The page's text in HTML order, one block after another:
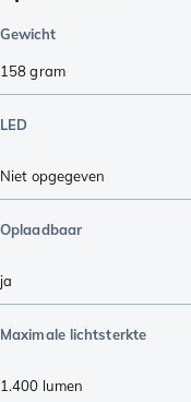
Gewicht
158gram
LED
Niet opgegeven
Oplaadbaar
ja
Maximale lichtsterkte
1.400 lumen